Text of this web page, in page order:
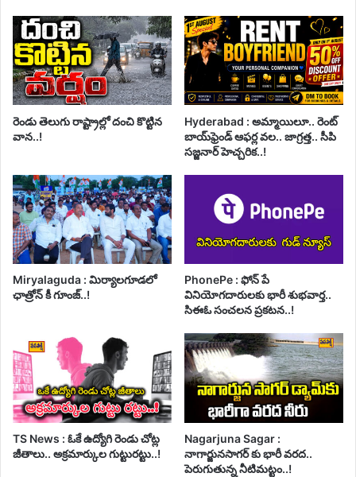
రెండు తెలుగు రాష్ట్రాల్లో దంచి కొట్టిన
వాన..!
Hyderabad : అమ్మాయిలూ.. రెంట్
బాయ్‌ఫ్రెండ్ ఆఫర్ల వల.. జాగ్రత్త.. సీపి
సజ్జనార్ హెచ్చరిక..!
Miryalaguda : మిర్యాలగూడలో
ఛాత్రోన్ కీ గూంజ్..!
PhonePe : ఫోన్ పే
వినియోగదారులకు భారీ శుభవార్త..
సిఈఓ సంచలన ప్రకటన..!
TS News : ఓకే ఉద్యోగి రెండు చోట్ల
జీతాలు.. అక్రమార్కుల గుట్టురట్టు..!
Nagarjuna Sagar :
నాగార్జునసాగర్ కు భారీ వరద..
పెరుగుతున్న నీటిమట్టం..!